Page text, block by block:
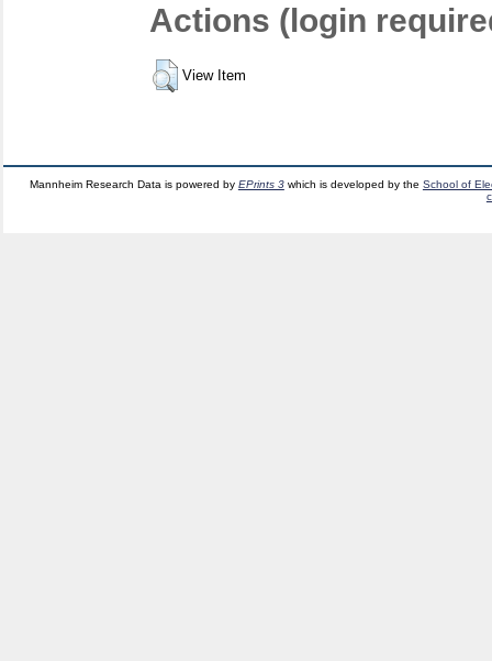
Actions (login
View Item
Mannheim Research Data is powered by EPrints 3which is developed by the School of